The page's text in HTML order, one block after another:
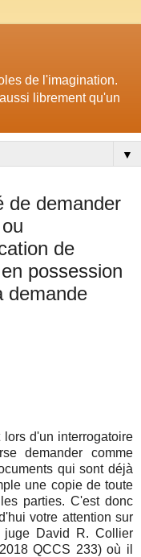
de l'imagination.
librement qu'un
▼
de demander
de
possession
demande
d'un interrogatoire
demander comme
qui sont déjà
une copie de toute
parties. C'est donc
votre attention sur
juge David R. Collier
QCCS 233) où il